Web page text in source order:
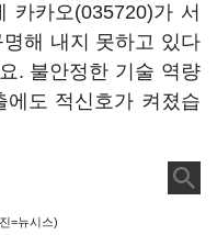
카카오(035720)가 서
해 내지 못하고 있다
. 불안정한 기술 역량
도 적신호가 켜졌습
=뉴시스)